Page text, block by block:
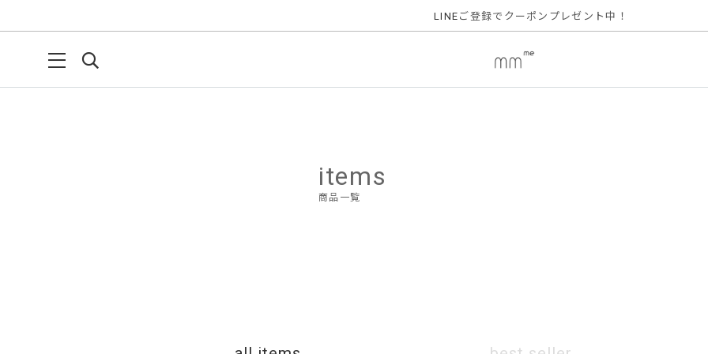
LINE ご登録でクーポンプレゼント中！
items
商品一覧